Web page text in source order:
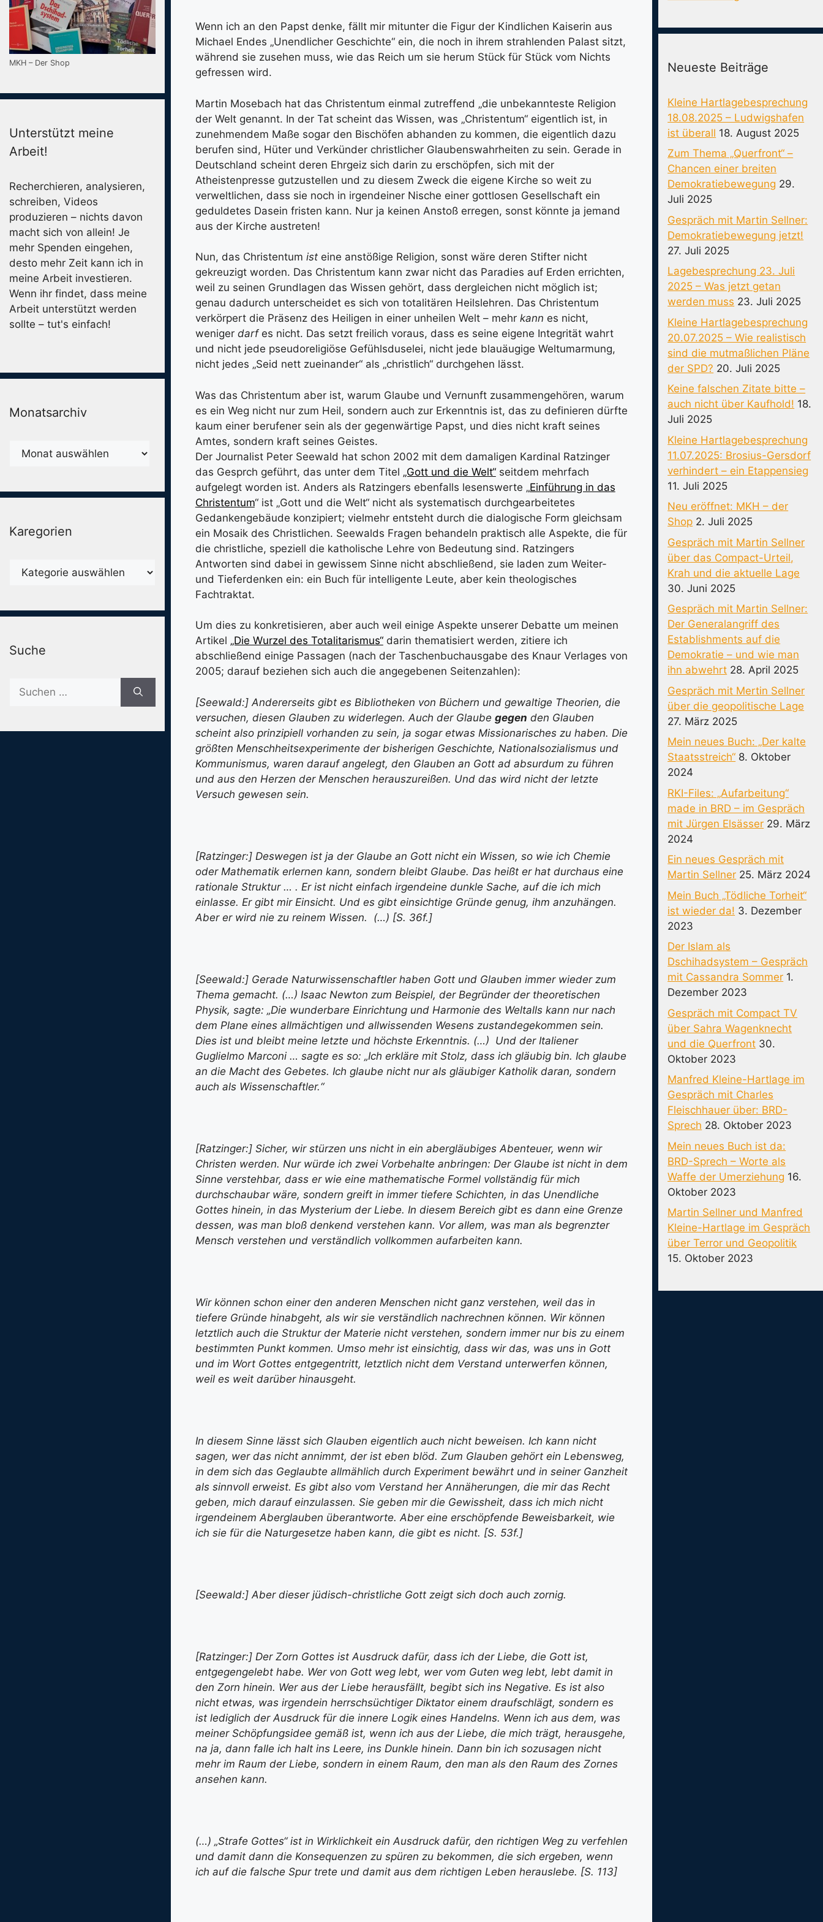
Wenn ich an den Papst denke, fällt mir mitunter die Figur der Kindlichen Kaiserin aus
Michael Endes „Unendlicher Geschichte“ ein, die noch in ihrem strahlenden Palast sitzt,
während sie zusehen muss, wie das Reich um sie herum Stück für Stück vom Nichts
gefressen wird.
Martin Mosebach hat das Christentum einmal zutreffend „die unbekannteste Religion
der Welt genannt. In der Tat scheint das Wissen, was „Christentum“ eigentlich ist, in
zunehmendem Maße sogar den Bischöfen abhanden zu kommen, die eigentlich dazu
berufen sind, Hüter und Verkünder christlicher Glaubenswahrheiten zu sein. Gerade in
Deutschland scheint deren Ehrgeiz sich darin zu erschöpfen, sich mit der
Atheistenpresse gutzustellen und zu diesem Zweck die eigene Kirche so weit zu
verweltlichen, dass sie noch in irgendeiner Nische einer gottlosen Gesellschaft ein
geduldetes Dasein fristen kann. Nur ja keinen Anstoß erregen, sonst könnte ja jemand
aus der Kirche austreten!
Nun, das Christentum isteine anstößige Religion, sonst wäre deren Stifter nicht
gekreuzigt worden. Das Christentum kann zwar nicht das Paradies auf Erden errichten,
weil zu seinen Grundlagen das Wissen gehört, dass dergleichen nicht möglich ist;
genau dadurch unterscheidet es sich von totalitären Heilslehren. Das Christentum
verkörpert die Präsenz des Heiligen in einer unheilen Welt – mehr kann es nicht,
weniger darfes nicht. Das setzt freilich voraus, dass es seine eigene Integrität wahrt
und nicht jede pseudoreligiöse Gefühlsduselei, nicht jede blauäugige Weltumarmung,
nicht jedes „Seid nett zueinander“ als „christlich“ durchgehen lässt.
Was das Christentum aber ist, warum Glaube und Vernunft zusammengehören, warum
es ein Weg nicht nur zum Heil, sondern auch zur Erkenntnis ist, das zu definieren dürfte
kaum einer berufener sein als der gegenwärtige Papst, und dies nicht kraft seines
Amtes, sondern kraft seines Geistes.
Der Journalist Peter Seewald hat schon 2002 mit dem damaligen Kardinal Ratzinger
das Gesprch geführt, das unter dem Titel „Gott und die Welt“seitdem mehrfach
aufgelegt worden ist. Anders als Ratzingers ebenfalls lesenswerte „Einführung in das
Christentum“ ist „Gott und die Welt“ nicht als systematisch durchgearbeitetes
Gedankengebäude konzipiert; vielmehr entsteht durch die dialogische Form gleichsam
ein Mosaik des Christlichen. Seewalds Fragen behandeln praktisch alle Aspekte, die für
die christliche, speziell die katholische Lehre von Bedeutung sind. Ratzingers
Antworten sind dabei in gewissem Sinne nicht abschließend, sie laden zum Weiter-
und Tieferdenken ein: ein Buch für intelligente Leute, aber kein theologisches
Fachtraktat.
Um dies zu konkretisieren, aber auch weil einige Aspekte unserer Debatte um meinen
Artikel „Die Wurzel des Totalitarismus“darin thematisiert werden, zitiere ich
abschließend einige Passagen (nach der Taschenbuchausgabe des Knaur Verlages von
2005; darauf beziehen sich auch die angegebenen Seitenzahlen):
[Seewald:] Andererseits gibt es Bibliotheken von Büchern und gewaltige Theorien, die
versuchen, diesen Glauben zu widerlegen. Auch der Glaube gegen den Glauben
scheint also prinzipiell vorhanden zu sein, ja sogar etwas Missionarisches zu haben. Die
größten Menschheitsexperimente der bisherigen Geschichte, Nationalsozialismus und
Kommunismus, waren darauf angelegt, den Glauben an Gott ad absurdum zu führen
und aus den Herzen der Menschen herauszureißen. Und das wird nicht der letzte
Versuch gewesen sein.
[Ratzinger:] Deswegen ist ja der Glaube an Gott nicht ein Wissen, so wie ich Chemie
oder Mathematik erlernen kann, sondern bleibt Glaube. Das heißt er hat durchaus eine
rationale Struktur … . Er ist nicht einfach irgendeine dunkle Sache, auf die ich mich
einlasse. Er gibt mir Einsicht. Und es gibt einsichtige Gründe genug, ihm anzuhängen.
Aber er wird nie zu reinem Wissen. (…) [S. 36f.]
[Seewald:] Gerade Naturwissenschaftler haben Gott und Glauben immer wieder zum
Thema gemacht. (…) Isaac Newton zum Beispiel, der Begründer der theoretischen
Physik, sagte: „Die wunderbare Einrichtung und Harmonie des Weltalls kann nur nach
dem Plane eines allmächtigen und allwissenden Wesens zustandegekommen sein.
Dies ist und bleibt meine letzte und höchste Erkenntnis. (…) Und der Italiener
Guglielmo Marconi … sagte es so: „Ich erkläre mit Stolz, dass ich gläubig bin. Ich glaube
an die Macht des Gebetes. Ich glaube nicht nur als gläubiger Katholik daran, sondern
auch als Wissenschaftler.“
[Ratzinger:] Sicher, wir stürzen uns nicht in ein abergläubiges Abenteuer, wenn wir
Christen werden. Nur würde ich zwei Vorbehalte anbringen: Der Glaube ist nicht in dem
Sinne verstehbar, dass er wie eine mathematische Formel vollständig für mich
durchschaubar wäre, sondern greift in immer tiefere Schichten, in das Unendliche
Gottes hinein, in das Mysterium der Liebe. In diesem Bereich gibt es dann eine Grenze
dessen, was man bloß denkend verstehen kann. Vor allem, was man als begrenzter
Mensch verstehen und verständlich vollkommen aufarbeiten kann.
Wir können schon einer den anderen Menschen nicht ganz verstehen, weil das in
tiefere Gründe hinabgeht, als wir sie verständlich nachrechnen können. Wir können
letztlich auch die Struktur der Materie nicht verstehen, sondern immer nur bis zu einem
bestimmten Punkt kommen. Umso mehr ist einsichtig, dass wir das, was uns in Gott
und im Wort Gottes entgegentritt, letztlich nicht dem Verstand unterwerfen können,
weil es weit darüber hinausgeht.
In diesem Sinne lässt sich Glauben eigentlich auch nicht beweisen. Ich kann nicht
sagen, wer das nicht annimmt, der ist eben blöd. Zum Glauben gehört ein Lebensweg,
in dem sich das Geglaubte allmählich durch Experiment bewährt und in seiner Ganzheit
als sinnvoll erweist. Es gibt also vom Verstand her Annäherungen, die mir das Recht
geben, mich darauf einzulassen. Sie geben mir die Gewissheit, dass ich mich nicht
irgendeinem Aberglauben überantworte. Aber eine erschöpfende Beweisbarkeit, wie
ich sie für die Naturgesetze haben kann, die gibt es nicht. [S. 53f.]
[Seewald:] Aber dieser jüdisch-christliche Gott zeigt sich doch auch zornig.
[Ratzinger:] Der Zorn Gottes ist Ausdruck dafür, dass ich der Liebe, die Gott ist,
entgegengelebt habe. Wer von Gott weg lebt, wer vom Guten weg lebt, lebt damit in
den Zorn hinein. Wer aus der Liebe herausfällt, begibt sich ins Negative. Es ist also
nicht etwas, was irgendein herrschsüchtiger Diktator einem draufschlägt, sondern es
ist lediglich der Ausdruck für die innere Logik eines Handelns. Wenn ich aus dem, was
meiner Schöpfungsidee gemäß ist, wenn ich aus der Liebe, die mich trägt, herausgehe,
na ja, dann falle ich halt ins Leere, ins Dunkle hinein. Dann bin ich sozusagen nicht
mehr im Raum der Liebe, sondern in einem Raum, den man als den Raum des Zornes
ansehen kann.
(…) „Strafe Gottes“ ist in Wirklichkeit ein Ausdruck dafür, den richtigen Weg zu verfehlen
und damit dann die Konsequenzen zu spüren zu bekommen, die sich ergeben, wenn
ich auf die falsche Spur trete und damit aus dem richtigen Leben herauslebe. [S. 113]
MKH – Der Shop
Unterstützt meine
Arbeit!
Recherchieren, analysieren,
schreiben, Videos
produzieren – nichts davon
macht sich von allein! Je
mehr Spenden eingehen,
desto mehr Zeit kann ich in
meine Arbeit investieren.
Wenn ihr findet, dass meine
Arbeit unterstützt werden
sollte – tut's einfach!
Monatsarchiv
Monatsarchiv
Karegorien
Karegorien
Suche
nach:
Neueste Beiträge
Kleine Hartlagebesprechung
18.08.2025 – Ludwigshafen
ist überall 18. August 2025
Zum Thema „Querfront“ –
Chancen einer breiten
Demokratiebewegung 29.
Juli 2025
Gespräch mit Martin Sellner:
Demokratiebewegung jetzt!
27. Juli 2025
Lagebesprechung 23. Juli
2025 – Was jetzt getan
werden muss 23. Juli 2025
Kleine Hartlagebesprechung
20.07.2025 – Wie realistisch
sind die mutmaßlichen Pläne
der SPD? 20. Juli 2025
Keine falschen Zitate bitte –
auch nicht über Kaufhold! 18.
Juli 2025
Kleine Hartlagebesprechung
11.07.2025: Brosius-Gersdorf
verhindert – ein Etappensieg
11. Juli 2025
Neu eröffnet: MKH – der
Shop 2. Juli 2025
Gespräch mit Martin Sellner
über das Compact-Urteil,
Krah und die aktuelle Lage
30. Juni 2025
Gespräch mit Martin Sellner:
Der Generalangriff des
Establishments auf die
Demokratie – und wie man
ihn abwehrt 28. April 2025
Gespräch mit Mertin Sellner
über die geopolitische Lage
27. März 2025
Mein neues Buch: „Der kalte
Staatsstreich“ 8. Oktober
2024
RKI-Files: „Aufarbeitung“
made in BRD – im Gespräch
mit Jürgen Elsässer 29. März
2024
Ein neues Gespräch mit
Martin Sellner 25. März 2024
Mein Buch „Tödliche Torheit“
ist wieder da! 3. Dezember
2023
Der Islam als
Dschihadsystem – Gespräch
mit Cassandra Sommer 1.
Dezember 2023
Gespräch mit Compact TV
über Sahra Wagenknecht
und die Querfront 30.
Oktober 2023
Manfred Kleine-Hartlage im
Gespräch mit Charles
Fleischhauer über: BRD-
Sprech 28. Oktober 2023
Mein neues Buch ist da:
BRD-Sprech – Worte als
Waffe der Umerziehung 16.
Oktober 2023
Martin Sellner und Manfred
Kleine-Hartlage im Gespräch
über Terror und Geopolitik
15. Oktober 2023